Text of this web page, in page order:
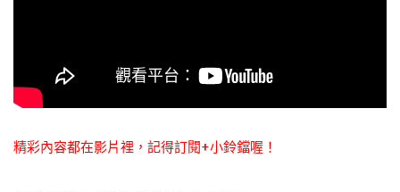
精彩內容都在影片裡，記得訂閱+小鈴鐺喔！